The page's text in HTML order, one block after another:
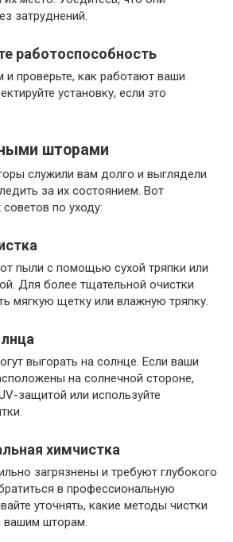
затруднений.
работоспособность
и проверьте, как работают ваши
установку, если это
шторами
служили вам долго и выглядели
за их состоянием. Вот
по уходу:
пыли с помощью сухой тряпки или
Для более тщательной очистки
мягкую щетку или влажную тряпку.
выгорать на солнце. Если ваши
на солнечной стороне,
защитой или используйте
химчистка
загрязнены и требуют глубокого
в профессиональную
уточнять, какие методы чистки
вашим шторам.